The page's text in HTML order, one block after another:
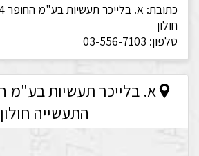
כתובת:
חולון
טלפון: 03-556-7103
התעשייה חולון